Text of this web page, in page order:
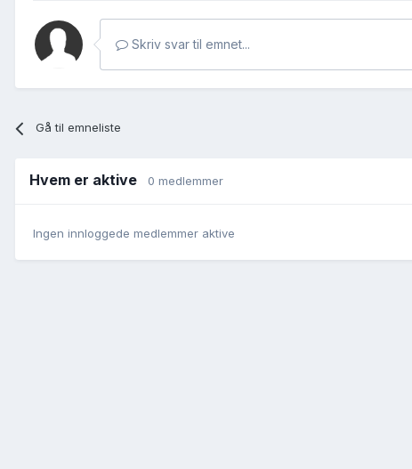
Skriv svar til emnet...
Gå til emneliste
Hvem er aktive 0 medlemmer
Ingen innloggede medlemmer aktive